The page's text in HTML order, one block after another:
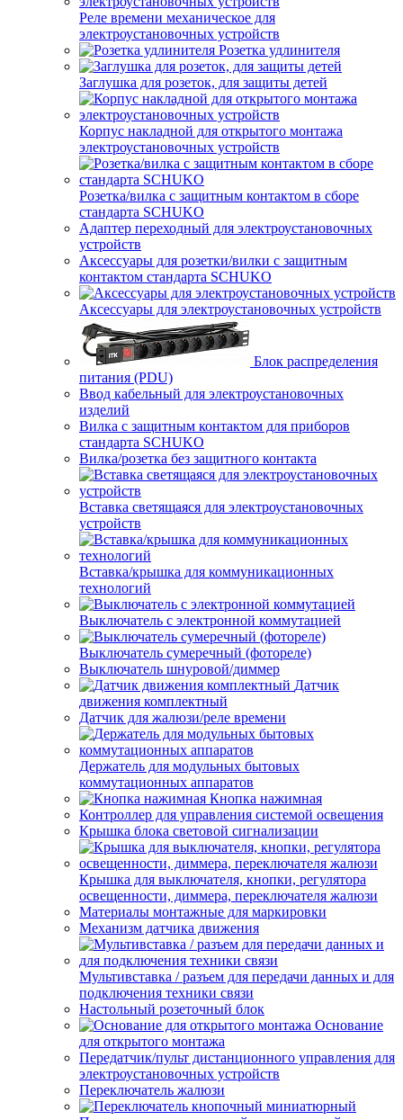
Реле времени механическое для
электроустановочных устройств
Розетка удлинителя
Заглушка для розеток, для защиты детей
Корпус накладной для открытого монтажа
электроустановочных устройств
Розетка/вилка с защитным контактом в сборе
стандарта SCHUKO
Адаптер переходный для электроустановочных
устройств
Аксессуары для розетки/вилки с защитным
контактом стандарта SCHUKO
Аксессуары для электроустановочных устройств
Блок распределения
питания (PDU)
Ввод кабельный для электроустановочных
изделий
Вилка с защитным контактом для приборов
стандарта SCHUKO
Вилка/розетка без защитного контакта
Вставка светящаяся для электроустановочных
устройств
Вставка/крышка для коммуникационных
технологий
Выключатель с электронной коммутацией
Выключатель сумеречный (фотореле)
Выключатель шнуровой/диммер
Датчик
движения комплектный
Датчик для жалюзи/реле времени
Держатель для модульных бытовых
коммутационных аппаратов
Кнопка нажимная
Контроллер для управления системой освещения
Крышка блока световой сигнализации
Крышка для выключателя, кнопки, регулятора
освещенности, диммера, переключателя жалюзи
Материалы монтажные для маркировки
Механизм датчика движения
Мультивставка / разъем для передачи данных и для
подключения техники связи
Настольный розеточный блок
Основание
для открытого монтажа
Передатчик/пульт дистанционного управления для
электроустановочных устройств
Переключатель жалюзи